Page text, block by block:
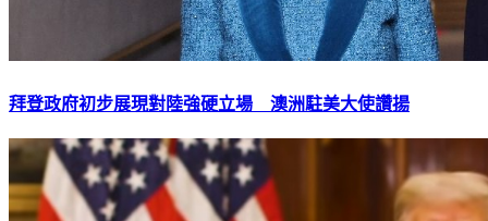
拜登政府初步展現對陸強硬立場 澳洲駐美大使讚揚